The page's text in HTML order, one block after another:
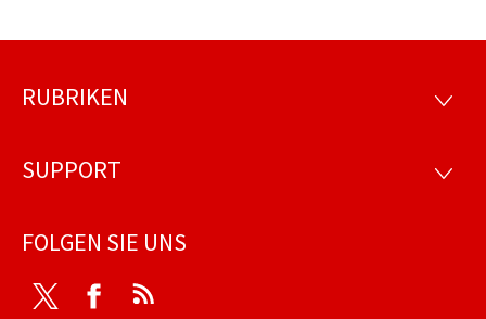
Footer
RUBRIKEN
SUPPORT
FOLGEN SIE UNS
Twitter Facebook